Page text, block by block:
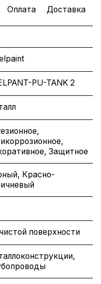
Оплата Доставка
PU-TANK 2
Защитное
Красно-
поверхности